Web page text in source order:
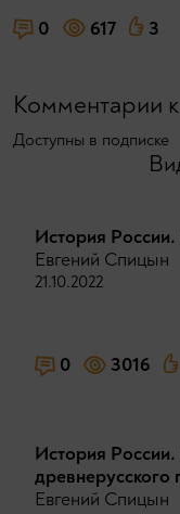
0 617 3
Комментарии
Доступны в подписке
История
Евгений Спицын
21.10.2022
0 3016
История
древнерусского
Евгений Спицын